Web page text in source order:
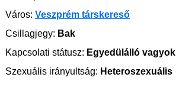
Város: Veszprém társkereső
Csillagjegy: Bak
Kapcsolati státusz: Egyedülálló vagyok
Szexuális irányultság: Heteroszexuális